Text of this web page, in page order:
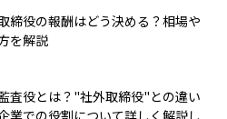
締役の報酬はどう決める？相場や
を解説
査役とは？"社外取締役"との違い
業での役割について詳しく解説し